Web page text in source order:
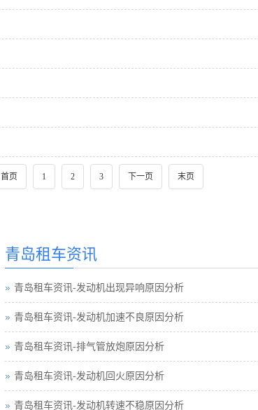
首页 1 2 3 下一页 末页
青岛租车资讯
青岛租车资讯-发动机出现异响原因分析
青岛租车资讯-发动机加速不良原因分析
青岛租车资讯-排气管放炮原因分析
青岛租车资讯-发动机回火原因分析
青岛租车资讯-发动机转速不稳原因分析